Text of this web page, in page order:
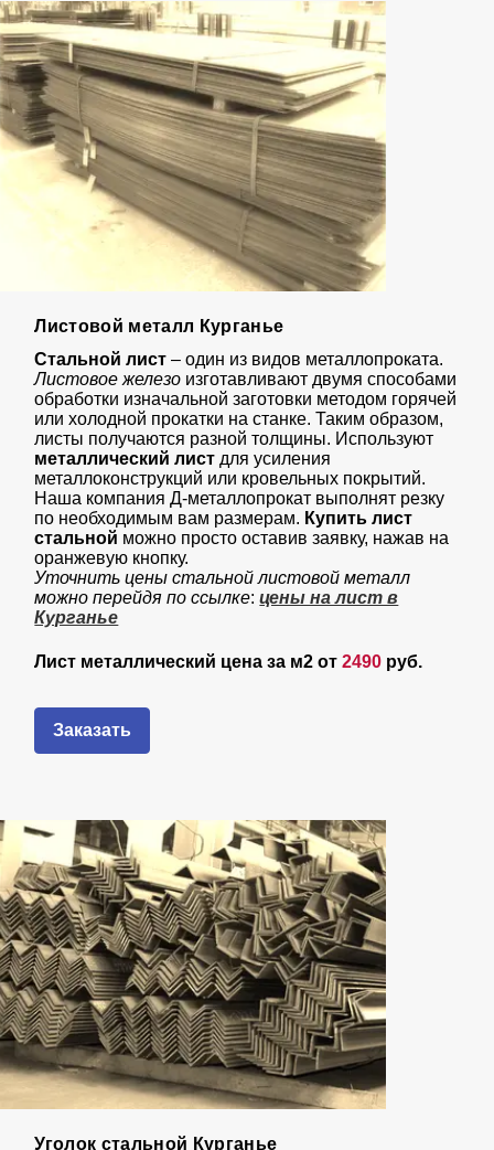
Листовой металл Курганье
Стальной лист – один из видов металлопроката.
Листовое железо изготавливают двумя способами
обработки изначальной заготовки методом горячей
или холодной прокатки на станке. Таким образом,
листы получаются разной толщины. Используют
металлический лист для усиления
металлоконструкций или кровельных покрытий.
Наша компания Д-металлопрокат выполнят резку
по необходимым вам размерам. Купить лист
стальной можно просто оставив заявку, нажав на
оранжевую кнопку.
Уточнить цены стальной листовой металл
можно перейдя по ссылке:цены на лист в
Курганье
Лист металлический цена за м2 от2490 руб.
Заказать
Уголок стальной Курганье